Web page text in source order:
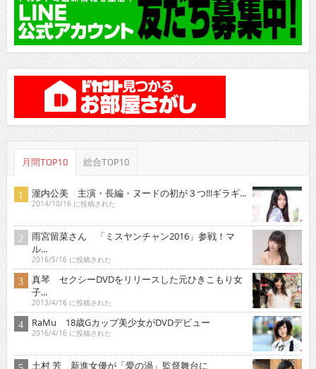
月間TOP10 総合TOP10
瀧内公美 主演・長編・ヌードの初が３つ!!!ギラギ...
2014/10/16 に投稿された
雨宮留菜さん 「ミスヤンチャン2016」参戦！マ
ル...
2016/5/16 に投稿された
真琴 セクシーDVDをリリースした元ひきこもり女
子...
2013/4/16 に投稿された
RaMu 18歳Gカップ美少女がDVDデビュー
2016/4/16 に投稿された
土村 芳 新進女優が「愛の渦」監督舞台に